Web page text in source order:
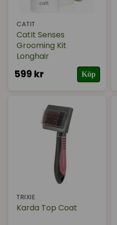
CATIT
CatIt Senses
Grooming Kit
Longhair
599 kr Köp
TRIXIE
Karda Top Coat